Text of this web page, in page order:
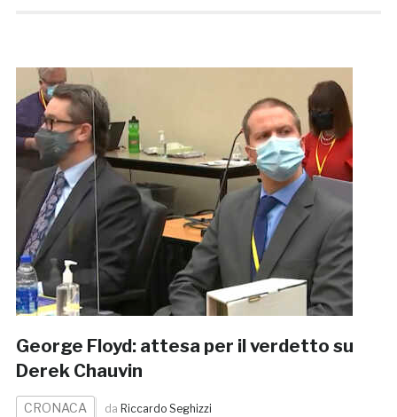
George Floyd: attesa per il verdetto su
Derek Chauvin
CRONACA da Riccardo Seghizzi